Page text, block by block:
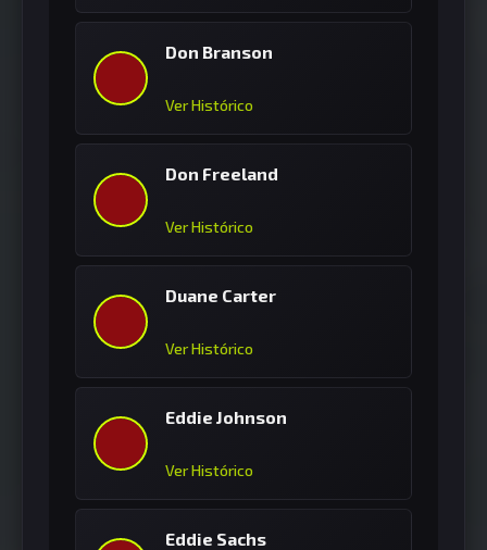
Don Branson
Ver Histórico
Don Freeland
Ver Histórico
Duane Carter
Ver Histórico
Eddie Johnson
Ver Histórico
Eddie Sachs